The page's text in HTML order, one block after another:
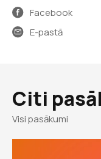
Facebook
E-pastā
Citi
Visi pasākumi